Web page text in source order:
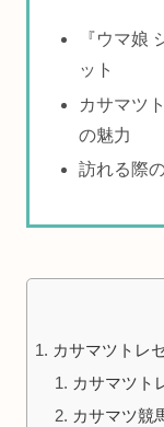
『ウマ娘
ット
カサマツ
の魅力
訪れる際
カサマツトレ
カサマツト
カサマツ競